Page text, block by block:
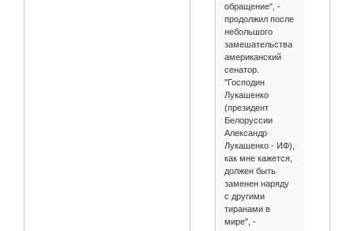
обращение", -
продолжил после
небольшого
замешательства
американский
сенатор.
"Господин
Лукашенко
(президент
Белоруссии
Александр
Лукашенко - ИФ),
как мне кажется,
должен быть
заменен наряду
с другими
тиранами в
мире", -